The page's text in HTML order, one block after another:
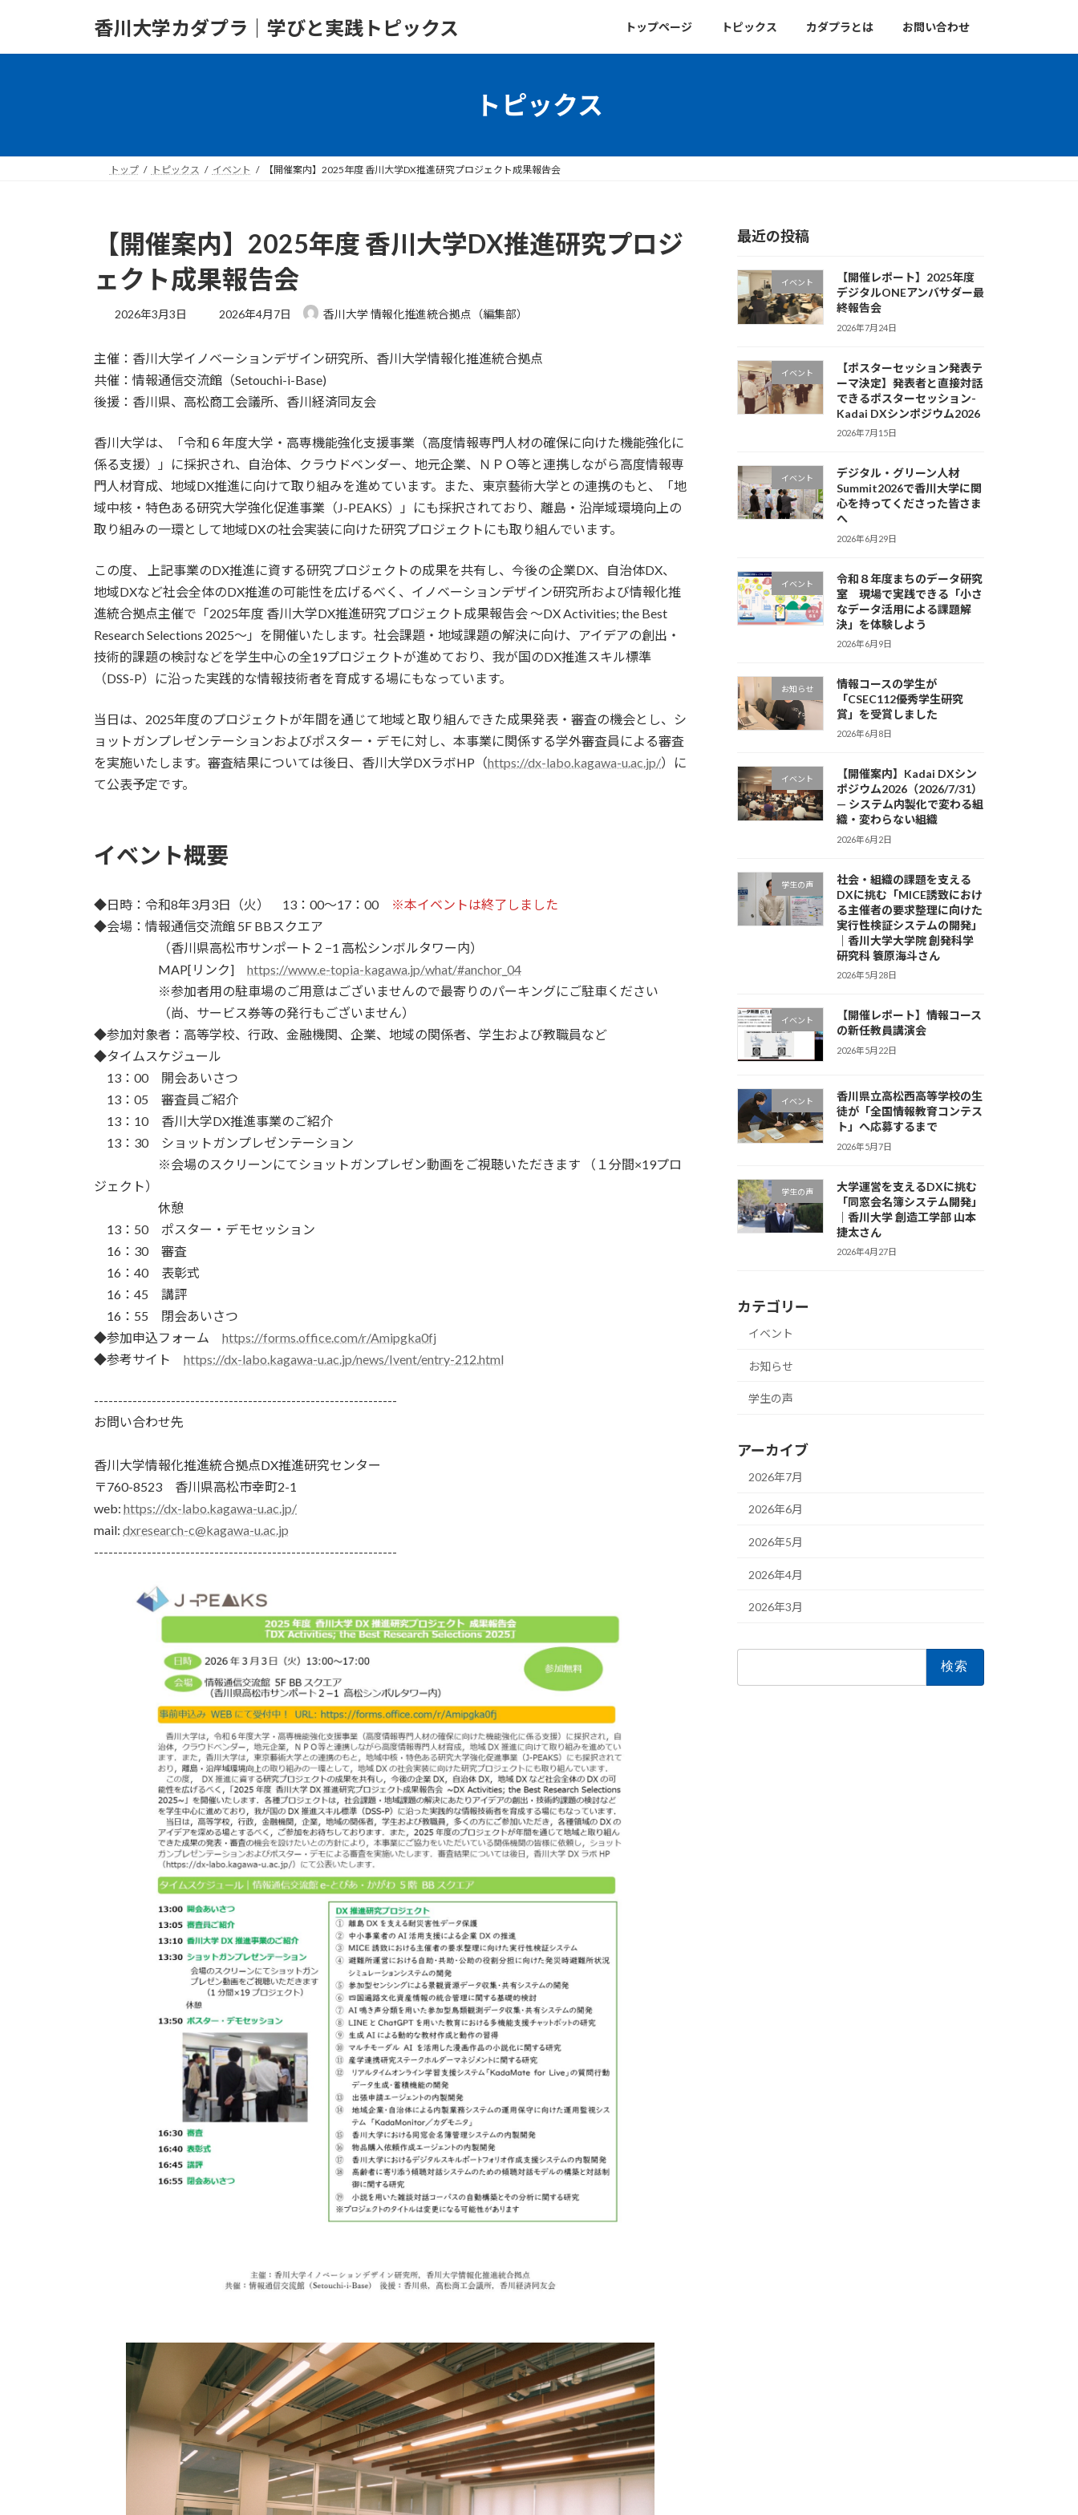
香川大学カダプラ｜学びと実践トピックス トップページ トピックス カダプラとは お問い合わせ
トピックス
トップ トピックス イベント 【開催案内】2025年度 香川大学DX推進研究プロジェクト成果報告会
【開催案内】2025年度 香川大学DX推進研究プロジ
ェクト成果報告会
2026年3月3日
最
新
日
:
2026年4月7日 香川大学 情報化推進統合拠点（編集部）
主催：香川大学イノベーションデザイン研究所、香川大学情報化推進統合拠点
共催：情報通信交流館（Setouchi-i-Base)
後援：香川県、高松商工会議所、香川経済同友会
香川大学は、「令和６年度大学・高専機能強化支援事業（高度情報専門人材の確保に向けた機能強化に
係る支援）」に採択され、自治体、クラウドベンダー、地元企業、ＮＰＯ等と連携しながら高度情報専
門人材育成、地域DX推進に向けて取り組みを進めています。また、東京藝術大学との連携のもと、「地
域中核・特色ある研究大学強化促進事業（J-PEAKS）」にも採択されており、離島・沿岸域環境向上の
取り組みの一環として地域DXの社会実装に向けた研究プロジェクトにも取り組んでいます。
この度、 上記事業のDX推進に資する研究プロジェクトの成果を共有し、今後の企業DX、自治体DX、
地域DXなど社会全体のDX推進の可能性を広げるべく、イノベーションデザイン研究所および情報化推
進統合拠点主催で「2025年度 香川大学DX推進研究プロジェクト成果報告会 ～DX Activities; the Best
Research Selections 2025～」を開催いたします。社会課題・地域課題の解決に向け、アイデアの創出・
技術的課題の検討などを学生中心の全19プロジェクトが進めており、我が国のDX推進スキル標準
（DSS-P）に沿った実践的な情報技術者を育成する場にもなっています。
当日は、2025年度のプロジェクトが年間を通じて地域と取り組んできた成果発表・審査の機会とし、シ
ョットガンプレゼンテーションおよびポスター・デモに対し、本事業に関係する学外審査員による審査
を実施いたします。審査結果については後日、香川大学DXラボHP（https://dx-labo.kagawa-u.ac.jp/）に
て公表予定です。
イベント概要
◆日時：令和8年3月3日（火） 13：00～17：00
※本イベントは終了しました
◆会場：情報通信交流館 5F BBスクエア
（香川県高松市サンポート２−1 高松シンボルタワー内）
MAP[リンク] https://www.e-topia-kagawa.jp/what/#anchor_04
※参加者用の駐車場のご用意はございませんので最寄りのパーキングにご駐車ください
（尚、サービス券等の発行もございません）
◆参加対象者：高等学校、行政、金融機関、企業、地域の関係者、学生および教職員など
◆タイムスケジュール
13：00 開会あいさつ
13：05 審査員ご紹介
13：10 香川大学DX推進事業のご紹介
13：30 ショットガンプレゼンテーション
※会場のスクリーンにてショットガンプレゼン動画をご視聴いただきます （１分間×19プロ
ジェクト）
休憩
13：50 ポスター・デモセッション
16：30 審査
16：40 表彰式
16：45 講評
16：55 閉会あいさつ
◆参加申込フォーム
https://forms.office.com/r/Amipgka0fj
◆参考サイト https://dx-labo.kagawa-u.ac.jp/news/Ivent/entry-212.html
---------------------------------------------------------------
お問い合わせ先
香川大学情報化推進統合拠点DX推進研究センター
〒760-8523 香川県高松市幸町2-1
web: https://dx-labo.kagawa-u.ac.jp/
mail: dxresearch-c@kagawa-u.ac.jp
---------------------------------------------------------------
最近の投稿
イベント
【開催レポート】2025年度
デジタルONEアンバサダー最
終報告会
2026年7月24日
イベント
【ポスターセッション発表テ
ーマ決定】発表者と直接対話
できるポスターセッション-
Kadai DXシンポジウム2026
2026年7月15日
イベント
デジタル・グリーン人材
Summit2026で香川大学に関
心を持ってくださった皆さま
へ
2026年6月29日
イベント
令和８年度まちのデータ研究
室 現場で実践できる「小さ
なデータ活用による課題解
決」を体験しよう
2026年6月9日
お知らせ
情報コースの学生が
「CSEC112優秀学生研究
賞」を受賞しました
2026年6月8日
イベント
【開催案内】Kadai DXシン
ポジウム2026（2026/7/31）
— システム内製化で変わる組
織・変わらない組織
2026年6月2日
学生の声
社会・組織の課題を支える
DXに挑む「MICE誘致におけ
る主催者の要求整理に向けた
実行性検証システムの開発」
｜香川大学大学院 創発科学
研究科 簑原海斗さん
2026年5月28日
イベント
【開催レポート】情報コース
の新任教員講演会
2026年5月22日
イベント
香川県立高松西高等学校の生
徒が「全国情報教育コンテス
ト」へ応募するまで
2026年5月7日
学生の声
大学運営を支えるDXに挑む
「同窓会名簿システム開発」
｜香川大学 創造工学部 山本
捷太さん
2026年4月27日
カテゴリー
イベント
お知らせ
学生の声
アーカイブ
2026年7月
2026年6月
2026年5月
2026年4月
2026年3月